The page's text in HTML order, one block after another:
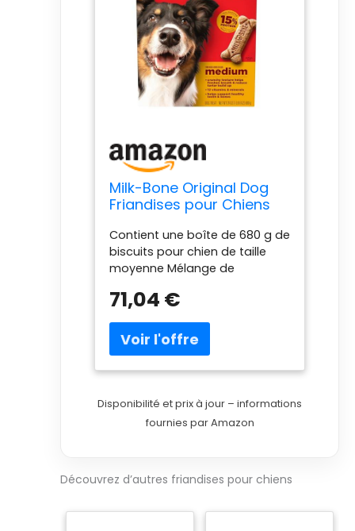
Milk-Bone Original Dog
Friandises pour Chiens
Contient une boîte de 680 g de
biscuits pour chien de taille
moyenne Mélange de
imprimées pour chien avec les
Texture croustillante pour aider
à nettoyer les dents et à
rafraîchir l'haleine Fortifié avec
un bien-être général Fabriqué
à Buffalo, New York, États-Unis
71,04 €
Disponibilité et prix à jour – informations
fournies par Amazon
Découvrez d’autres friandises pour chiens